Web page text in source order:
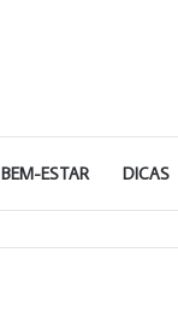
BEM-ESTAR DICAS